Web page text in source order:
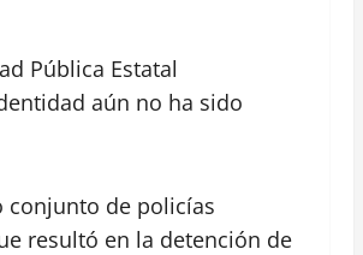
Pública Estatal
aún no ha sido
conjunto de policías
resultó en la detención de